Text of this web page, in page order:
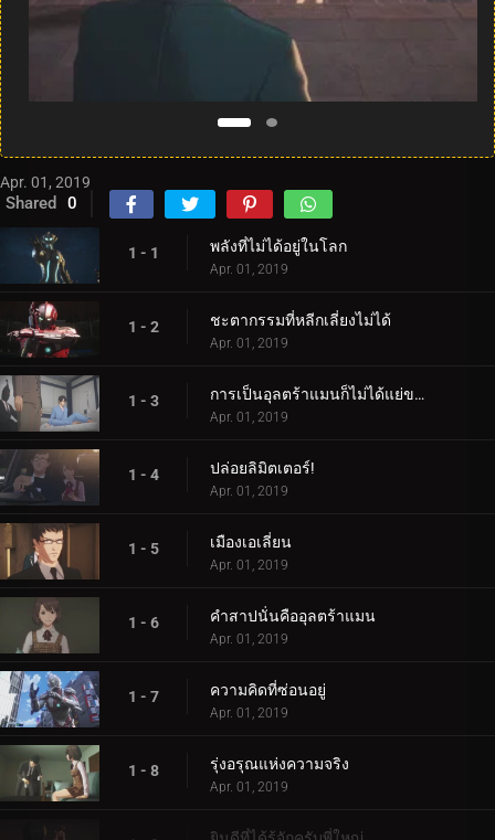
Apr. 01, 2019
Shared 0
1 - 1 พลังที่ไม่ได้อยู่ในโลก
Apr. 01, 2019
1 - 2 ชะตากรรมที่หลีกเลี่ยงไม่ได้
Apr. 01, 2019
1 - 3 การเป็นอุลตร้าแมนก็ไม่ได้แย่ขนาดนั้น
Apr. 01, 2019
1 - 4 ปล่อยลิมิตเตอร์!
Apr. 01, 2019
1 - 5 เมืองเอเลี่ยน
Apr. 01, 2019
1 - 6 คำสาปนั่นคืออุลตร้าแมน
Apr. 01, 2019
1 - 7 ความคิดที่ซ่อนอยู่
Apr. 01, 2019
1 - 8 รุ่งอรุณแห่งความจริง
Apr. 01, 2019